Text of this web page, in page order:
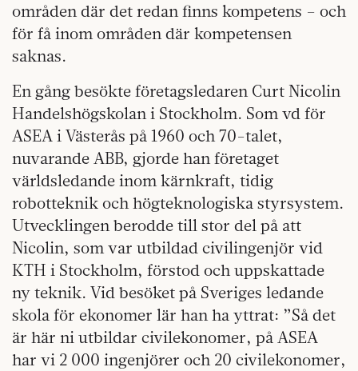
områden där det redan finns kompetens – och
för få inom områden där kompetensen
saknas.
En gång besökte företagsledaren Curt Nicolin
Handelshögskolan i Stockholm. Som vd för
ASEA i Västerås på 1960 och 70-talet,
nuvarande ABB, gjorde han företaget
världsledande inom kärnkraft, tidig
robotteknik och högteknologiska styrsystem.
Utvecklingen berodde till stor del på att
Nicolin, som var utbildad civilingenjör vid
KTH i Stockholm, förstod och uppskattade
ny teknik. Vid besöket på Sveriges ledande
skola för ekonomer lär han ha yttrat: ”Så det
är här ni utbildar civilekonomer, på ASEA
har vi 2 000 ingenjörer och 20 civilekonomer,